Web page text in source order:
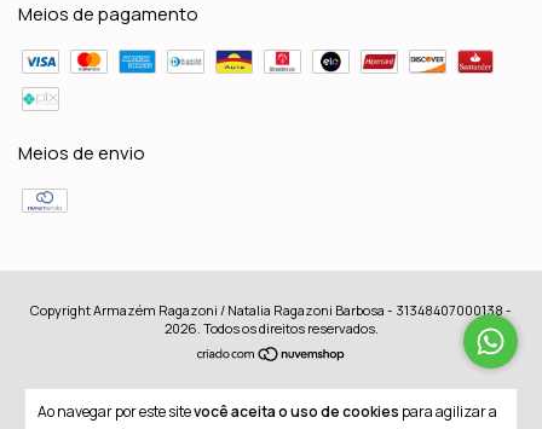
Ao navegar por este sitevocê aceita o uso de cookies para agilizar a
Meios de pagamento
Meios de envio
Copyright Armazém Ragazoni / Natalia Ragazoni Barbosa - 31348407000138 -
2026. Todos os direitos reservados.